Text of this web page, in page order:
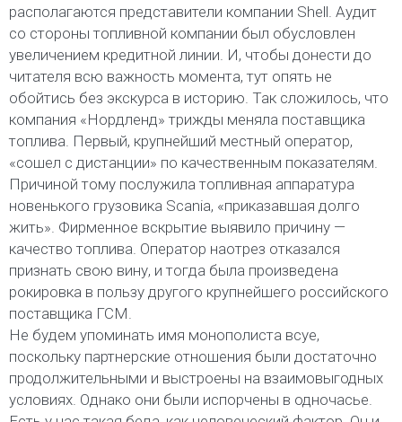
располагаются представители компании Shell. Аудит
со стороны топливной компании был обусловлен
увеличением кредитной линии. И, чтобы донести до
читателя всю важность момента, тут опять не
обойтись без экскурса в историю. Так сложилось, что
компания «Нордленд» трижды меняла поставщика
топлива. Первый, крупнейший местный оператор,
«сошел с дистанции» по качественным показателям.
Причиной тому послужила топливная аппаратура
новенького грузовика Scania, «приказавшая долго
жить». Фирменное вскрытие выявило причину —
качество топлива. Оператор наотрез отказался
признать свою вину, и тогда была произведена
рокировка в пользу другого крупнейшего российского
поставщика ГСМ.
Не будем упоминать имя монополиста всуе,
поскольку партнерские отношения были достаточно
продолжительными и выстроены на взаимовыгодных
условиях. Однако они были испорчены в одночасье.